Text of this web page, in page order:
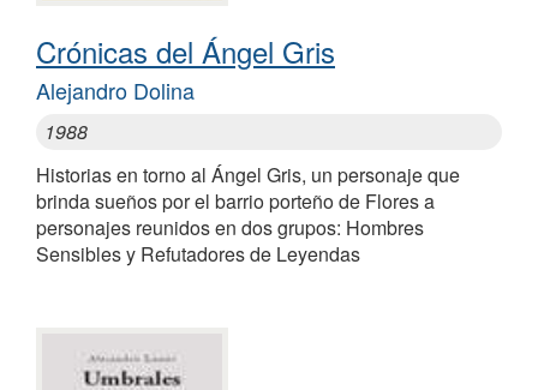
Crónicas del Ángel Gris
Alejandro Dolina
1988
Historias en torno al Ángel Gris, un personaje que
brinda sueños por el barrio porteño de Flores a
personajes reunidos en dos grupos: Hombres
Sensibles y Refutadores de Leyendas